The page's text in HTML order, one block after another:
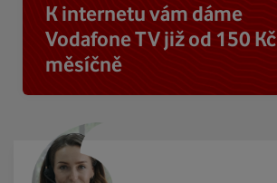
K internetu vám dáme
Vodafone TV již od 150 Kč
měsíčně